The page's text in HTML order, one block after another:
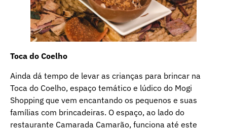
Toca do Coelho
Ainda dá tempo de levar as crianças para brincar na
Toca do Coelho, espaço temático e lúdico do Mogi
Shopping que vem encantando os pequenos e suas
famílias com brincadeiras. O espaço, ao lado do
restaurante Camarada Camarão, funciona até este